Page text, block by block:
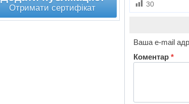
30
Ваша e-mail
Коментар *
Отримати сертифікат